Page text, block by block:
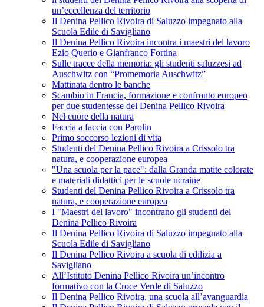
un’eccellenza del territorio
Il Denina Pellico Rivoira di Saluzzo impegnato alla
Scuola Edile di Savigliano
Il Denina Pellico Rivoira incontra i maestri del lavoro
Ezio Querio e Gianfranco Fortina
Sulle tracce della memoria: gli studenti saluzzesi ad
Auschwitz con “Promemoria Auschwitz”
Mattinata dentro le banche
Scambio in Francia, formazione e confronto europeo
per due studentesse del Denina Pellico Rivoira
Nel cuore della natura
Faccia a faccia con Parolin
Primo soccorso lezioni di vita
Studenti del Denina Pellico Rivoira a Crissolo tra
natura, e cooperazione europea
"Una scuola per la pace": dalla Granda matite colorate
e materiali didattici per le scuole ucraine
Studenti del Denina Pellico Rivoira a Crissolo tra
natura, e cooperazione europea
I "Maestri del lavoro" incontrano gli studenti del
Denina Pellico Rivoira
Il Denina Pellico Rivoira di Saluzzo impegnato alla
Scuola Edile di Savigliano
Il Denina Pellico Rivoira a scuola di edilizia a
Savigliano
All’Istituto Denina Pellico Rivoira un’incontro
formativo con la Croce Verde di Saluzzo
Il Denina Pellico Rivoira, una scuola all’avanguardia